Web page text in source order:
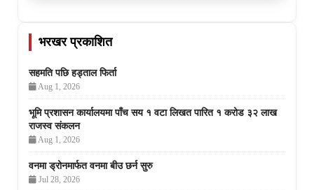
भरखर प्रकाशित
सहमति पछि हड्ताल फिर्ता
Aug 1, 2026
भूमि प्रशासन कार्यालयमा पाँच सय १ वटा लिखत पारित १ करोड ३२ लाख
राजस्व संकलन
Aug 1, 2026
वनमा ड्रोनमार्फत वनमा बीउ छर्न सुरु
Jul 28, 2026